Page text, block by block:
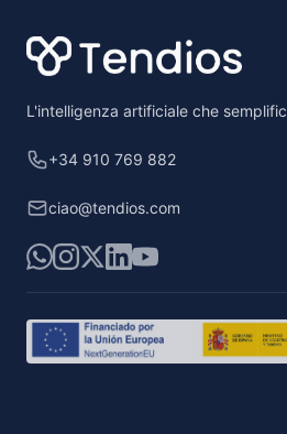
L'intelligenza artificiale che
+34 910 769 882
ciao@tendios.com
WhatsApp
Instagram
X LinkedIn
YouTube